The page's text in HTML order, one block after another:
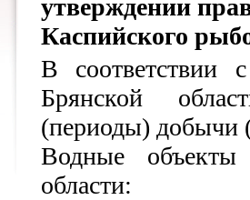
утверждении
Каспийского
В соответствии
Брянской
(периоды) добычи
Водные объекты
области: